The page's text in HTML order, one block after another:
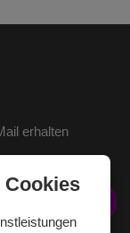
erhalten
Cookies